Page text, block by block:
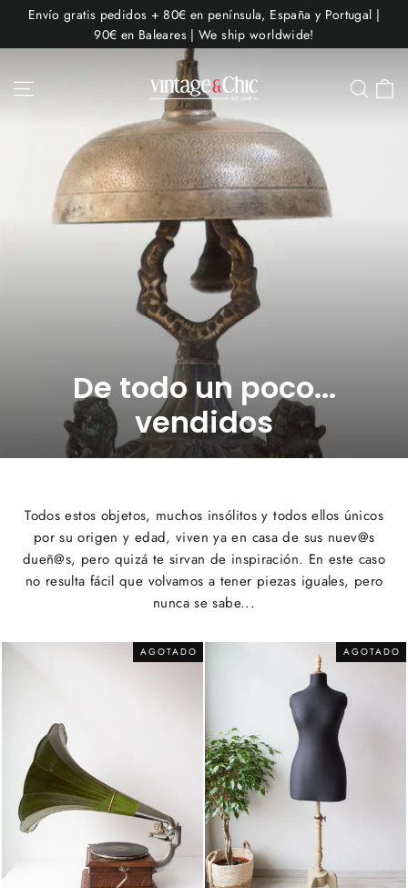
al
Envío gratis pedidos + 80€ en península, España y Portugal |
90€ en Baleares | We ship worldwide!
De todo un poco...
vendidos
Todos estos objetos, muchos insólitos y todos ellos únicos
por su origen y edad, viven ya en casa de sus nuev@s
dueñ@s, pero quizá te sirvan de inspiración. En este caso
no resulta fácil que volvamos a tener piezas iguales, pero
nunca se sabe...
AGOTADO AGOTADO